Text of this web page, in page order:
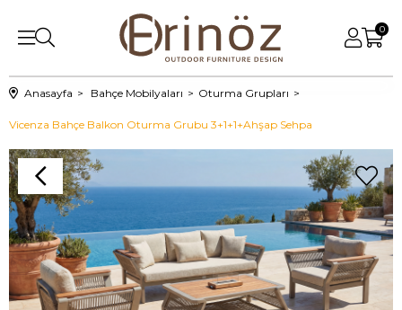
0
Anasayfa Bahçe Mobilyaları Oturma Grupları
Vicenza Bahçe Balkon Oturma Grubu 3+1+1+Ahşap Sehpa